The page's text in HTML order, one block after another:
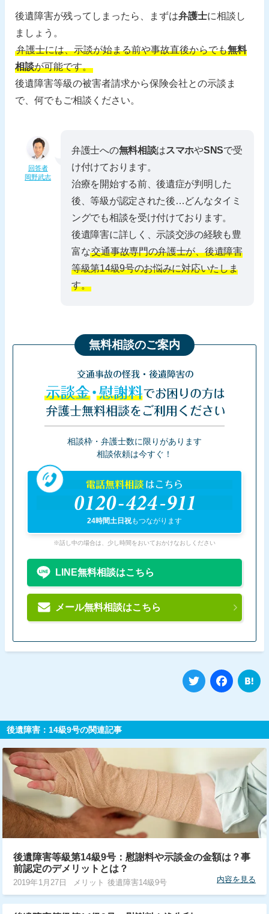
後遺障害が残ってしまったら、まずは弁護士に相談し
ましょう。
弁護士には、示談が始まる前や事故直後からでも無料
相談が可能です。
後遺障害等級の被害者請求から保険会社との示談ま
で、何でもご相談ください。
回答者
岡野武志
弁護士への無料相談はスマホやSNSで受
け付けております。
治療を開始する前、後遺症が判明した
後、等級が認定された後…どんなタイミ
ングでも相談を受け付けております。
後遺障害に詳しく、示談交渉の経験も豊
富な交通事故専門の弁護士が、後遺障害
等級第14級9号のお悩みに対応いたしま
す。
無料相談のご案内
交通事故の怪我・後遺障害の
示談金・慰謝料でお困りの方は
弁護士無料相談をご利用ください
相談枠・弁護士数に限りがあります
相談依頼は今すぐ！
電話無料相談はこちら
0120-424-911
24時間土日祝もつながります
※話し中の場合は、少し時間をおいておかけなおしください
LINE無料相談はこちら
メール無料相談はこちら
Twitter
後遺障害：14級9号の関連記事
後遺障害等級第14級9号：慰謝料や示談金の金額は？事
前認定のデメリットとは？
2019年1月27日 メリット 後遺障害14級9号 内容を見る